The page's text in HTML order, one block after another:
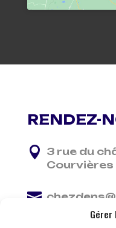
Gérer
RENDEZ-
 3 rue du
Courvières
